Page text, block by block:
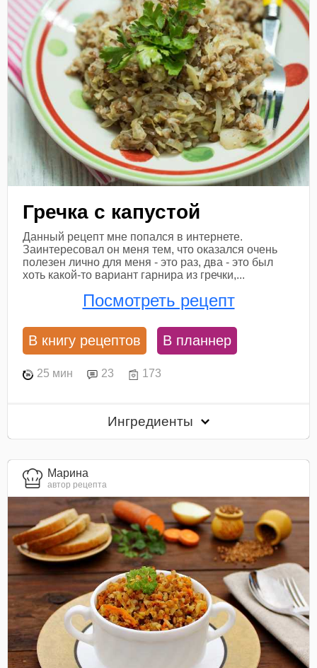
Гречка с капустой
Данный рецепт мне попался в интернете.
Заинтересовал он меня тем, что оказался очень
полезен лично для меня - это раз, два - это был
хоть какой-то вариант гарнира из гречки,...
Посмотреть рецепт
В книгу рецептов В планнер
25 мин 23 173
Ингредиенты
Марина
автор рецепта